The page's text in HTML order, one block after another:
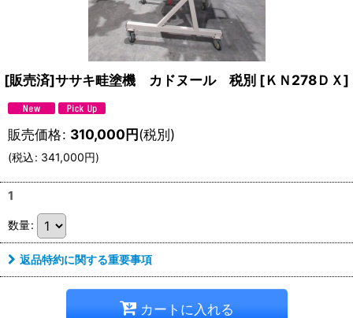
[販売済]ササキ畦塗機 カドヌール 税別 [ＫＮ278ＤＸ]
販売価格: 310,000円(税別)
(税込: 341,000円)
1
数量:
返品特約に関する重要事項
カートに入れる